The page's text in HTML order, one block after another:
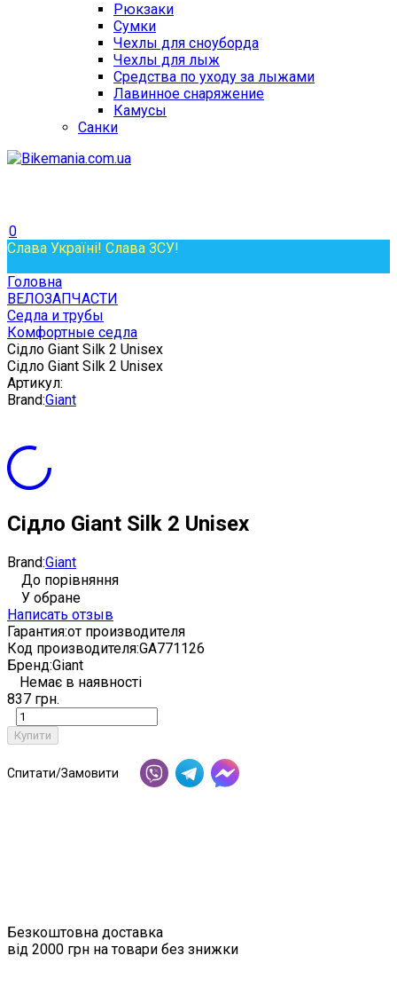
Рюкзаки
Сумки
Чехлы для сноуборда
Чехлы для лыж
Средства по уходу за лыжами
Лавинное снаряжение
Камусы
Санки
0
Слава Україні! Слава ЗСУ!
Головна
ВЕЛОЗАПЧАСТИ
Седла и трубы
Комфортные седла
Сідло Giant Silk 2 Unisex
Сідло Giant Silk 2 Unisex
Артикул:
Brand:Giant
Сідло Giant Silk 2 Unisex
Brand:Giant
До порівняння
У обране
Написать отзыв
Гарантия:от производителя
Код производителя:GA771126
Бренд:Giant
Немає в наявності
837 грн.
Купити
Спитати/Замовити
Безкоштовна доставка
від 2000 грн на товари без знижки